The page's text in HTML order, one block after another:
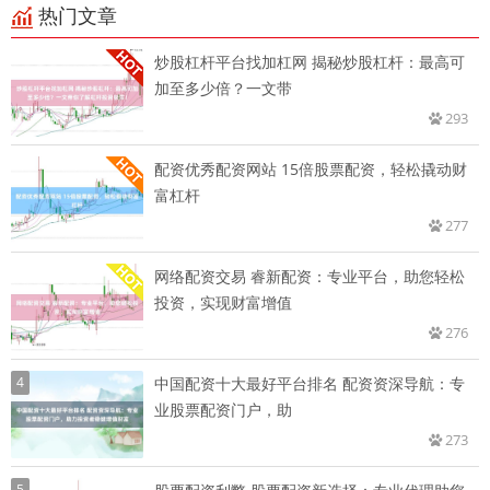
热门文章
炒股杠杆平台找加杠网 揭秘炒股杠杆：最高可
加至多少倍？一文带
293
配资优秀配资网站 15倍股票配资，轻松撬动财
富杠杆
277
网络配资交易 睿新配资：专业平台，助您轻松
投资，实现财富增值
276
4
中国配资十大最好平台排名 配资资深导航：专
业股票配资门户，助
273